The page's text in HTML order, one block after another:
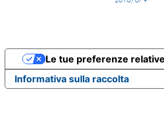
Informativa sulla raccolta
Le tue preferenze